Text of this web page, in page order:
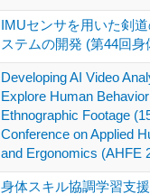
IMUセンサを用いた剣
ステムの開発 (第44回身
Developing AI Video
Explore Human
Ethnographic Footage
Conference on Applied
and Ergonomics (AHFE
身体スキル協調学習支